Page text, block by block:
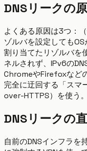
DNSリークの
よくある原因は3つ：
ゾルバを設定しても
割り当てたリゾルバを
ネルされず、IPv6の
ChromeやFirefoxなど
完全に迂回する「スマ
over-HTTPS）を使う。
DNSリークの
自前のDNSインフラを